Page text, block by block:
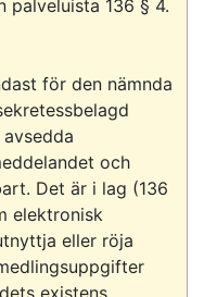
palveluista 136 § 4.
för den nämnda
och
Det är i lag (136
elektronisk
eller röja
existens.